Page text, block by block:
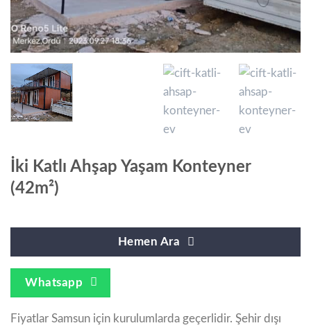
İki Katlı Ahşap Yaşam Konteyner
(42m²)
Hemen Ara
Whatsapp
Fiyatlar Samsun için kurulumlarda geçerlidir. Şehir dışı